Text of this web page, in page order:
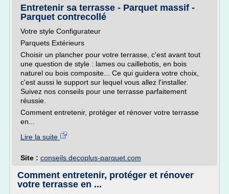
Entretenir sa terrasse - Parquet massif -
Parquet contrecollé
Votre style Configurateur
Parquets Extérieurs
Choisir un plancher pour votre terrasse, c'est avant tout
une question de style : lames ou caillebotis, en bois
naturel ou bois composite... Ce qui guidera votre choix,
c'est aussi le support sur lequel vous allez l'installer.
Suivez nos conseils pour une terrasse parfaitement
réussie.
Comment entretenir, protéger et rénover votre terrasse
en...
Lire la suite
Site : conseils.decoplus-parquet.com
Comment entretenir, protéger et rénover
votre terrasse en ...